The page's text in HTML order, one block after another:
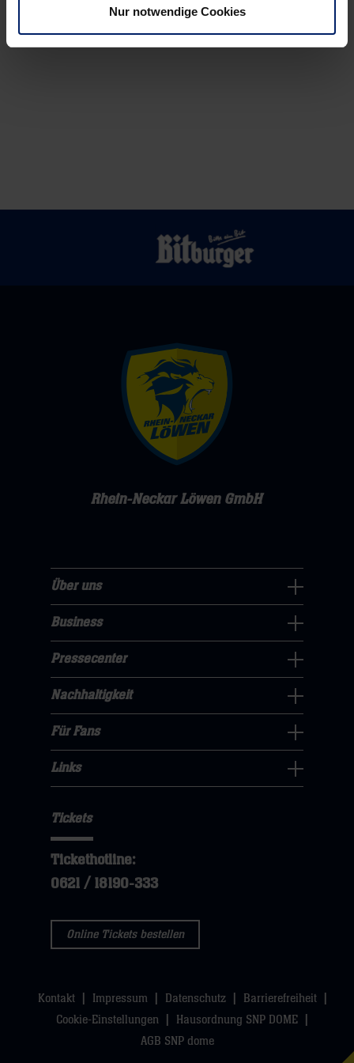
Nur notwendige Cookies
(BNN)
bis
Rhein-Neckar Löwen GmbH
uns
Navigation
öffnen,
dann
klicken
sie
Über uns
Navigation
öffnen,
dann
klicken
sie
hier
Business
Navigation
öffnen,
dann
klicken
sie
Pressecenter
Nachhaltigkeit
Navigation
öffnen,
dann
klicken
sie
Nachhaltigkeit
Fans
Navigation
dann
hier
Für Fans
öffnen,
dann
klicken
sie
Links
Tickets
Tickethotline:
0621 / 18190-333
Online Tickets bestellen
Kontakt Impressum Datenschutz
Barrierefreiheit
Cookie-Einstellungen
Hausordnung SNP DOME
AGB SNP dome